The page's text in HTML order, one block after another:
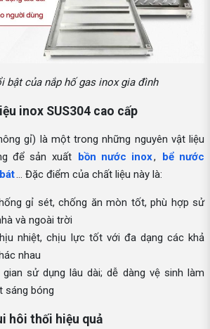
bật của nắp hố gas inox gia đình
inox SUS304 cao cấp
gỉ) là một trong những nguyên vật liệu
để sản xuất bồn nước inox,
bể nước
… Đặc điểm của chất liệu này là:
gỉ sét, chống ăn mòn tốt, phù hợp sử
và ngoài trời
nhiệt, chịu lực tốt với đa dạng các khả
nhau
sử dụng lâu dài; dễ dàng vệ sinh làm
sáng bóng
hôi thối hiệu quả